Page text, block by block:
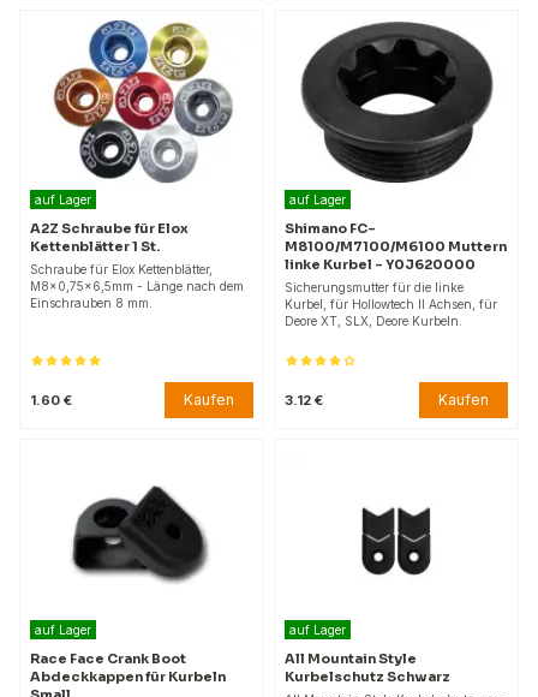
auf Lager
A2Z Schraube für Elox
Kettenblätter 1 St.
Schraube für Elox Kettenblätter,
M8×0,75×6,5mm - Länge nach dem
Einschrauben 8 mm.
1.60 € Kaufen
auf Lager
Shimano FC-
M8100/M7100/M6100 Muttern
linke Kurbel - Y0J620000
Sicherungsmutter für die linke
Kurbel, für Hollowtech II Achsen, für
Deore XT, SLX, Deore Kurbeln.
3.12 € Kaufen
auf Lager
Race Face Crank Boot
Abdeckkappen für Kurbeln
auf Lager
All Mountain Style
Kurbelschutz Schwarz